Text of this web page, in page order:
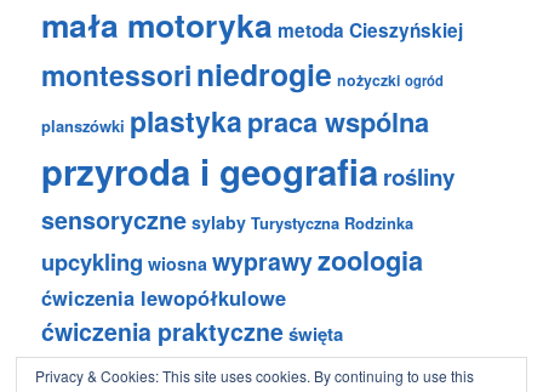
mała motoryka metoda Cieszyńskiej
montessoriniedrogie nożyczki ogród
planszówki plastykapraca wspólna
przyroda i geografiarośliny
sensoryczne sylaby Turystyczna Rodzinka
upcykling wiosna wyprawyzoologia
ćwiczenia lewopółkulowe
ćwiczenia praktyczneświęta
Privacy & Cookies: This site uses cookies. By continuing to use this